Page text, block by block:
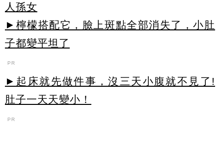
人孫女
►檸檬搭配它，臉上斑點全部消失了，小肚
子都變平坦了
PR
►起床就先做件事，沒三天小腹就不見了!
肚子一天天變小！
PR